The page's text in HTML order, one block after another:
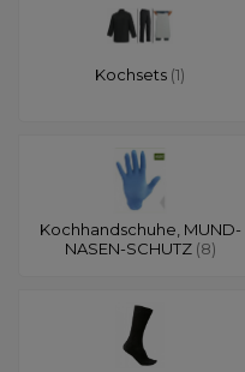
Kochsets (1)
Kochhandschuhe, MUND-
NASEN-SCHUTZ (8)